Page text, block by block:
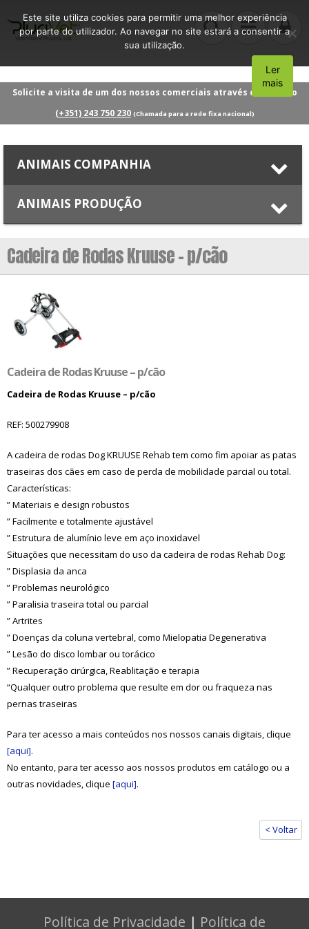
Solicite a visita de um dos nossos comerciais através do número
(+351) 243 750 230 (Chamada para a rede fixa nacional)
ANIMAIS COMPANHIA
ANIMAIS PRODUÇÃO
Cadeira de Rodas Kruuse – p/cão
Cadeira de Rodas Kruuse – p/cão
Cadeira de Rodas Kruuse – p/cão
REF: 500279908
A cadeira de rodas Dog KRUUSE Rehab tem como fim apoiar as patas
traseiras dos cães em caso de perda de mobilidade parcial ou total.
Características:
” Materiais e design robustos
” Facilmente e totalmente ajustável
” Estrutura de alumínio leve em aço inoxidavel
Situações que necessitam do uso da cadeira de rodas Rehab Dog:
” Displasia da anca
” Problemas neurológico
” Paralisia traseira total ou parcial
” Artrites
” Doenças da coluna vertebral, como Mielopatia Degenerativa
” Lesão do disco lombar ou torácico
” Recuperação cirúrgica, Reablitação e terapia
“Qualquer outro problema que resulte em dor ou fraqueza nas
pernas traseiras
Para ter acesso a mais conteúdos nos nossos canais digitais, clique
[aqui].
No entanto, para ter acesso aos nossos produtos em catálogo ou a
outras novidades, clique [aqui].
< Voltar
Política de Privacidade | Política de
Este site utiliza cookies para permitir uma melhor experiência
por parte do utilizador. Ao navegar no site estará a consentir a
sua utilização.
Aceito
Ler
mais